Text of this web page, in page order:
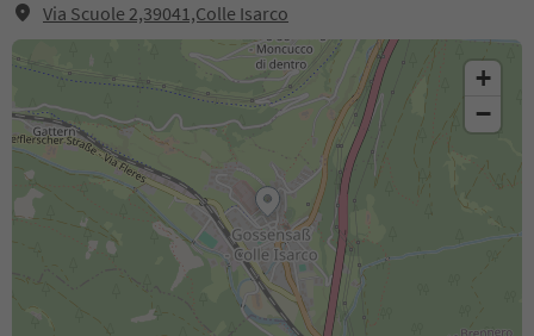
Via Scuole 2,39041,Colle Isarco
+
−